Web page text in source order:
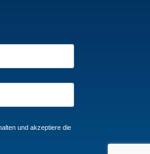
und akzeptiere die